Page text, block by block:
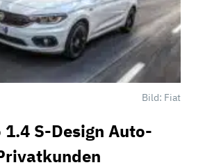
Bild: Fiat
S-Design Auto-